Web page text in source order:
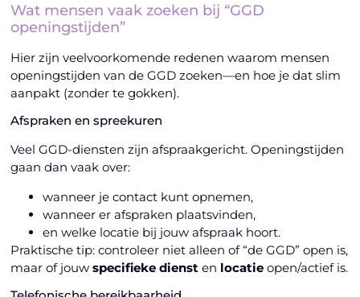
Wat mensen vaak zoeken bij “GGD
openingstijden”
Hier zijn veelvoorkomende redenen waarom mensen
openingstijden van de GGD zoeken—en hoe je dat slim
aanpakt (zonder te gokken).
Afspraken en spreekuren
Veel GGD-diensten zijn afspraakgericht. Openingstijden
gaan dan vaak over:
wanneer je contact kunt opnemen,
wanneer er afspraken plaatsvinden,
en welke locatie bij jouw afspraak hoort.
Praktische tip: controleer niet alleen of “de GGD” open is,
maar of jouwspecifieke dienst en locatie open/actief is.